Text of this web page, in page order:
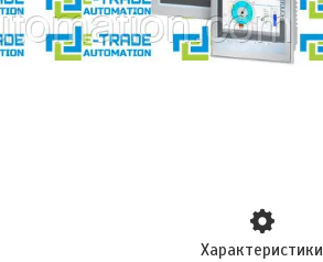
Характеристики